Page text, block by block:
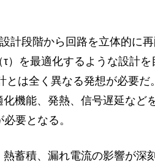
計段階から回路を立体的に
）を最適化するような設計
とは全く異なる発想が必要だ
機能、発熱、信号遅延など
要となる。
蓄積、漏れ電流の影響が深